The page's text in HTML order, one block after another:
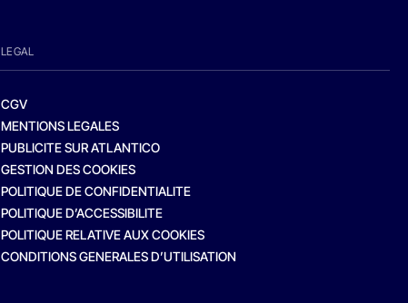
LEGAL
CGV
MENTIONS LEGALES
PUBLICITE SUR ATLANTICO
GESTION DES COOKIES
POLITIQUE DE CONFIDENTIALITE
POLITIQUE D’ACCESSIBILITE
POLITIQUE RELATIVE AUX COOKIES
CONDITIONS GENERALES D’UTILISATION